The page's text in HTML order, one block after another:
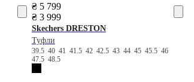
₴ 5 799
₴ 3 999
SkechersDRESTON
Туфли
39.5 40 41 41.5 42 42.5 43 44 45 45.5 46
47.5 48.5